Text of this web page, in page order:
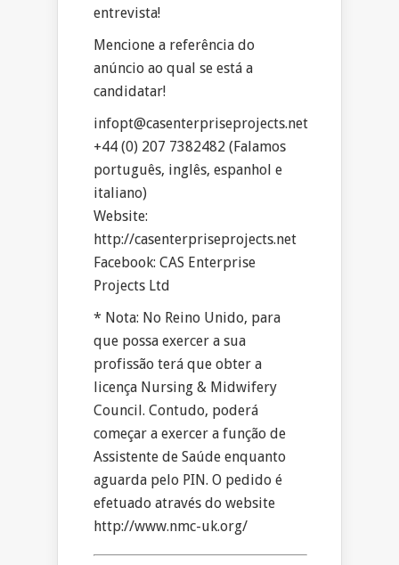
entrevista!
Mencione a referência do
anúncio ao qual se está a
candidatar!
infopt@casenterpriseprojects.net
+44 (0) 207 7382482 (Falamos
português, inglês, espanhol e
italiano)
Website:
http://casenterpriseprojects.net
Facebook: CAS Enterprise
Projects Ltd
* Nota: No Reino Unido, para
que possa exercer a sua
profissão terá que obter a
licença Nursing & Midwifery
Council. Contudo, poderá
começar a exercer a função de
Assistente de Saúde enquanto
aguarda pelo PIN. O pedido é
efetuado através do website
http://www.nmc-uk.org/